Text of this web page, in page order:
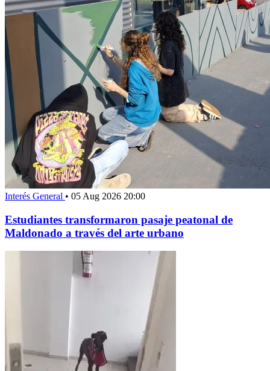
Interés General • 05 Aug 2026 20:00
Estudiantes transformaron pasaje peatonal de
Maldonado a través del arte urbano